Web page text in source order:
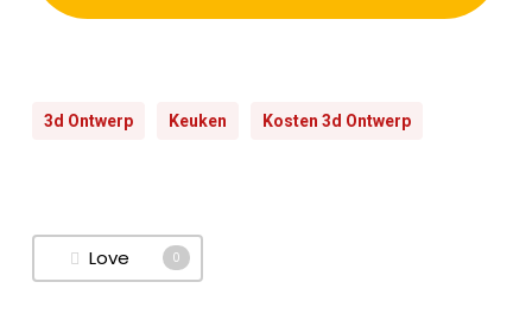
3d Ontwerp Keuken Kosten 3d Ontwerp
Love 0